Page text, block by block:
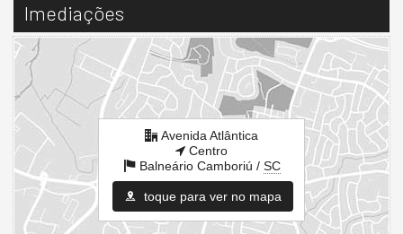
Imediações
Avenida Atlântica
Centro
Balneário Camboriú / SC
toque para ver no mapa